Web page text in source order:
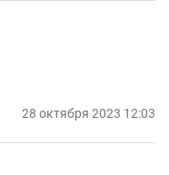
28 октября 2023 12:03